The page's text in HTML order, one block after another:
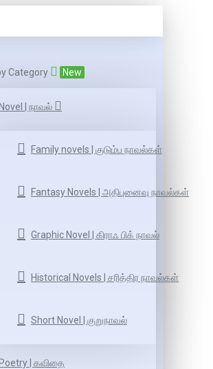
Category New
Novel | நாவல்
Family novels | குடும்ப நாவல்கள்
Fantasy Novels | அதிபுனைவு நாவல்கள்
Graphic Novel | கிராஃ பிக் நாவல்
Historical Novels | சரித்திர நாவல்கள்
Short Novel | குறுநாவல்
Poetry | கவிதை